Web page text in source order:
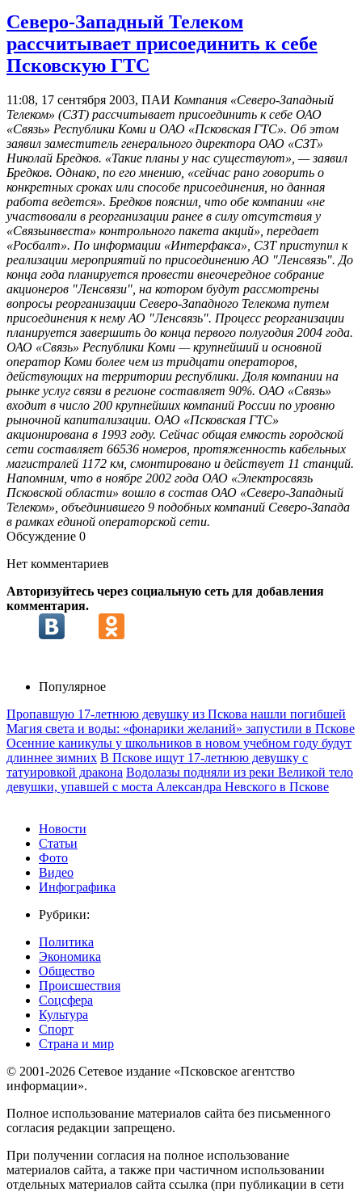
Северо-Западный Телеком
рассчитывает присоединить к себе
Псковскую ГТС
11:08, 17 сентября 2003, ПАИ Компания «Северо-Западный
Телеком» (СЗТ) рассчитывает присоединить к себе ОАО
«Связь» Республики Коми и ОАО «Псковская ГТС». Об этом
заявил заместитель генерального директора ОАО «СЗТ»
Николай Бредков. «Такие планы у нас существуют», — заявил
Бредков. Однако, по его мнению, «сейчас рано говорить о
конкретных сроках или способе присоединения, но данная
работа ведется». Бредков пояснил, что обе компании «не
участвовали в реорганизации ранее в силу отсутствия у
«Связьинвеста» контрольного пакета акций», передает
«Росбалт». По информации «Интерфакса», СЗТ приступил к
реализации мероприятий по присоединению АО "Ленсвязь". До
конца года планируется провести внеочередное собрание
акционеров "Ленсвязи", на котором будут рассмотрены
вопросы реорганизации Северо-Западного Телекома путем
присоединения к нему АО "Ленсвязь". Процесс реорганизации
планируется завершить до конца первого полугодия 2004 года.
ОАО «Связь» Республики Коми — крупнейший и основной
оператор Коми более чем из тридцати операторов,
действующих на территории республики. Доля компании на
рынке услуг связи в регионе составляет 90%. ОАО «Связь»
входит в число 200 крупнейших компаний России по уровню
рыночной капитализации. ОАО «Псковская ГТС»
акционирована в 1993 году. Сейчас общая емкость городской
сети составляет 66536 номеров, протяженность кабельных
магистралей 1172 км, смонтировано и действует 11 станций.
Напомним, что в ноябре 2002 года ОАО «Электросвязь
Псковской области» вошло в состав ОАО «Северо-Западный
Телеком», объединившего 9 подобных компаний Северо-Запада
в рамках единой операторской сети.
Обсуждение 0
Нет комментариев
Авторизуйтесь через социальную сеть для добавления
комментария.
Популярное
Пропавшую 17-летнюю девушку из Пскова нашли погибшей
Магия света и воды: «фонарики желаний» запустили в Пскове
Осенние каникулы у школьников в новом учебном году будут
длиннее зимних В Пскове ищут 17‑летнюю девушку с
татуировкой дракона Водолазы подняли из реки Великой тело
девушки, упавшей с моста Александра Невского в Пскове
Новости
Статьи
Фото
Видео
Инфографика
Рубрики:
Политика
Экономика
Общество
Происшествия
Соцсфера
Культура
Спорт
Страна и мир
© 2001-2026 Сетевое издание «Псковское агентство
информации».
Полное использование материалов сайта без письменного
согласия редакции запрещено.
При получении согласия на полное использование
материалов сайта, а также при частичном использовании
отдельных материалов сайта ссылка (при публикации в сети